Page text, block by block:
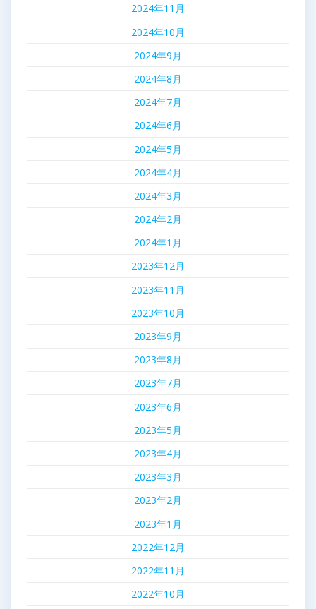
2024年11月
2024年10月
2024年9月
2024年8月
2024年7月
2024年6月
2024年5月
2024年4月
2024年3月
2024年2月
2024年1月
2023年12月
2023年11月
2023年10月
2023年9月
2023年8月
2023年7月
2023年6月
2023年5月
2023年4月
2023年3月
2023年2月
2023年1月
2022年12月
2022年11月
2022年10月